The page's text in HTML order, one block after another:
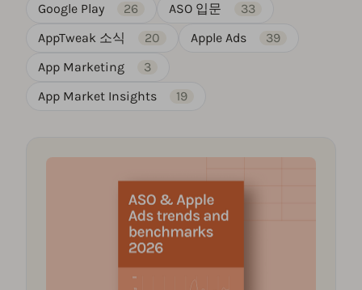
Google Play
26 ASO 입문
33
AppTweak 소식
20 Apple Ads
39
App Marketing
3
App Market Insights
19